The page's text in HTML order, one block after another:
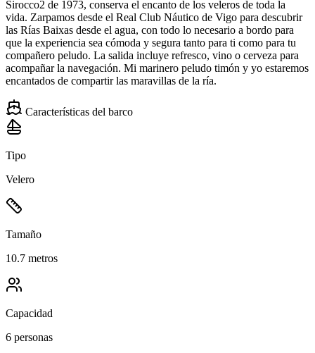
Sirocco2 de 1973, conserva el encanto de los veleros de toda la
vida. Zarpamos desde el Real Club Náutico de Vigo para descubrir
las Rías Baixas desde el agua, con todo lo necesario a bordo para
que la experiencia sea cómoda y segura tanto para ti como para tu
compañero peludo. La salida incluye refresco, vino o cerveza para
acompañar la navegación. Mi marinero peludo timón y yo estaremos
encantados de compartir las maravillas de la ría.
Características del barco
Tipo
Velero
Tamaño
10.7 metros
Capacidad
6 personas